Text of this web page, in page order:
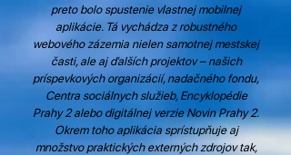
preto bolo spustenie vlastnej mobilnej
aplikácie. Tá vychádza z robustného
webového zázemia nielen samotnej mestskej
časti, ale aj ďalších projektov – našich
príspevkových organizácií, nadačného fondu,
Centra sociálnych služieb, Encyklopédie
Prahy 2 alebo digitálnej verzie Novin Prahy 2.
Okrem toho aplikácia sprístupňuje aj
množstvo praktických externých zdrojov tak,